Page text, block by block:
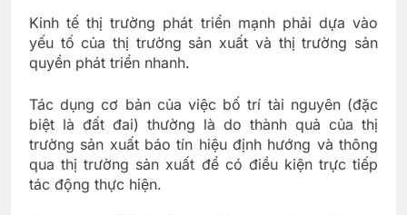
Kinh tế thị trường phát triển mạnh phải dựa vào
yếu tố của thị trường sản xuất và thị trường sản
quyền phát triển nhanh.
Tác dụng cơ bản của việc bố trí tài nguyên (đặc
biệt là đất đai) thường là do thành quả của thị
trường sản xuất báo tín hiệu định hướng và thông
qua thị trường sản xuất để có điều kiện trực tiếp
tác động thực hiện.